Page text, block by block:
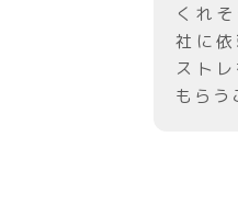
くれ
社に
スト
もらう